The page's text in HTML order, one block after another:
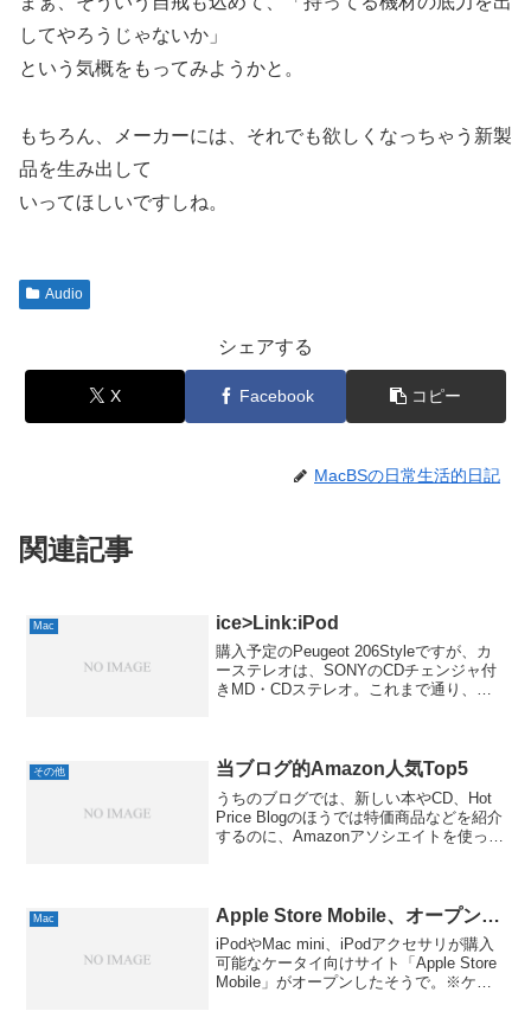
してやろうじゃないか」
という気概をもってみようかと。
もちろん、メーカーには、それでも欲しくなっちゃう新製
品を生み出して
いってほしいですしね。
Audio
シェアする
X Facebook コピー
MacBSの日常生活的日記
関連記事
Mac ice>Link:iPod
購入予定のPeugeot 206Styleですが、カ
ーステレオは、SONYのCDチェンジャ付
きMD・CDステレオ。これまで通り、車
その他 当ブログ的Amazon人気Top5
うちのブログでは、新しい本やCD、Hot
Price Blogのほうでは特価商品などを紹介
するのに、Amazonアソシエイトを使って
素...
Mac Apple Store Mobile、オープン…
iPodやMac mini、iPodアクセサリが購入
可能なケータイ向けサイト「Apple Store
Mobile」がオープンしたそうで。※ケー